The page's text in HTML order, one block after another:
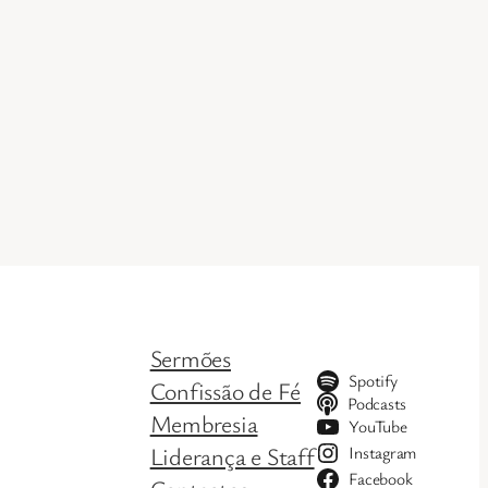
Sermões
Confissão de Fé
Membresia
Liderança e Staff
Spotify
Podcasts
YouTube
Instagram
Facebook